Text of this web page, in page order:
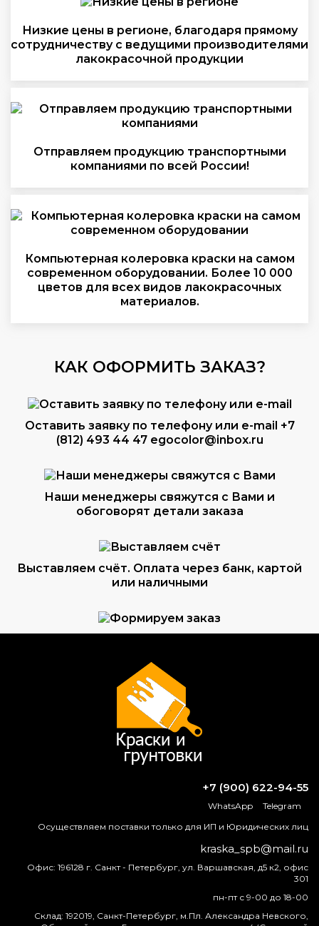
Низкие цены в регионе, благодаря прямому
сотрудничеству с ведущими производителями
лакокрасочной продукции
Отправляем продукцию транспортными
компаниями по всей России!
Компьютерная колеровка краски на самом
современном оборудовании. Более 10 000
цветов для всех видов лакокрасочных
материалов.
КАК ОФОРМИТЬ ЗАКАЗ?
Оставить заявку по телефону или e-mail +7
(812) 493 44 47 egocolor@inbox.ru
Наши менеджеры свяжутся с Вами и
обоговорят детали заказа
Выставляем счёт. Оплата через банк, картой
или наличными
ВОПРОС-ОТВЕТ
Какая краска для наружных работ при
низких температурах является
Можно ли красить металл эмульсией?
+7 (900) 622-94-55
WhatsApp
Telegram
Осуществляем поставки только для ИП и Юридических лиц
kraska_spb@mail.ru
Офис: 196128 г. Санкт - Петербург, ул. Варшавская, д5 к2, офис
301
пн-пт с 9-00 до 18-00
Склад: 192019, Санкт-Петербург, м.Пл. Александра Невского,